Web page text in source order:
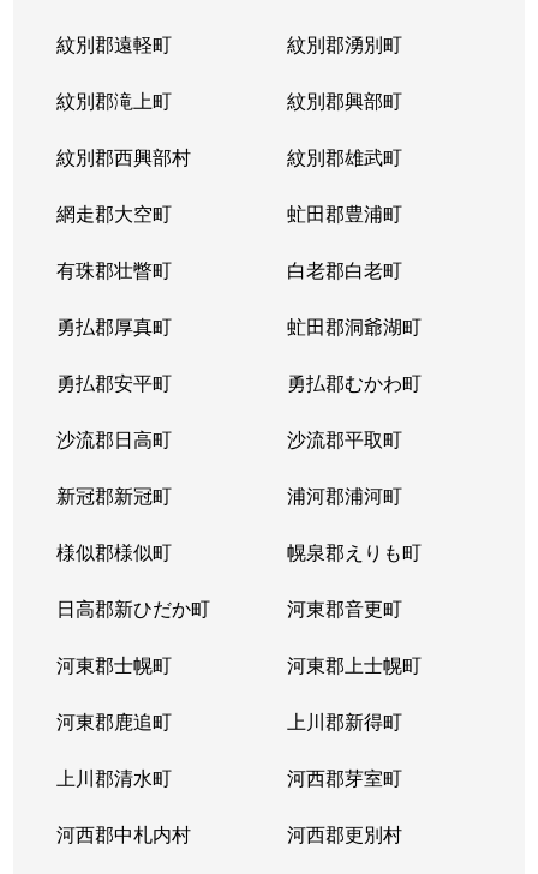
紋別郡遠軽町 紋別郡湧別町
紋別郡滝上町 紋別郡興部町
紋別郡西興部村 紋別郡雄武町
網走郡大空町 虻田郡豊浦町
有珠郡壮瞥町 白老郡白老町
勇払郡厚真町 虻田郡洞爺湖町
勇払郡安平町 勇払郡むかわ町
沙流郡日高町 沙流郡平取町
新冠郡新冠町 浦河郡浦河町
様似郡様似町 幌泉郡えりも町
日高郡新ひだか町 河東郡音更町
河東郡士幌町 河東郡上士幌町
河東郡鹿追町 上川郡新得町
上川郡清水町 河西郡芽室町
河西郡中札内村 河西郡更別村